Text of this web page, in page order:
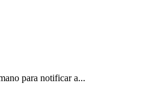
para notificar a...